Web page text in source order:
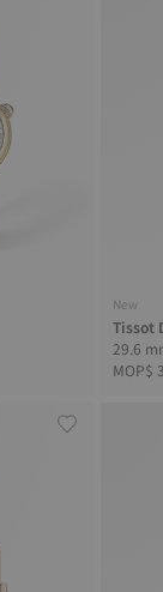
New
Tissot
29.6 mm • 石英款 • 月
MOP$